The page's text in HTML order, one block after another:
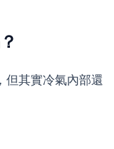
但其實冷氣內部還